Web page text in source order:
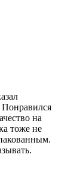
Понравился
на
тоже не